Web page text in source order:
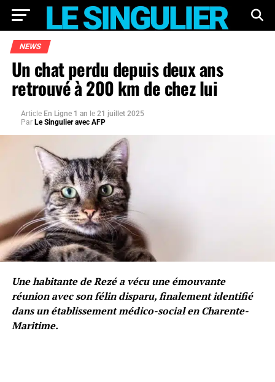
NEWS
Un chat perdu depuis deux ans
retrouvé à 200 km de chez lui
Article En Ligne 1 an le 21 juillet 2025
Par Le Singulier avec AFP
Une habitante de Rezé a vécu une émouvante
réunion avec son félin disparu, finalement identifié
dans un établissement médico-social en Charente-
Maritime.